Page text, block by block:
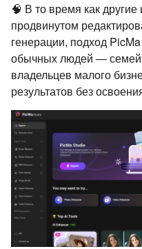
🧠 В то время как
продвинутом
генерации, подход
обычных людей — семей,
владельцев малого
результатов без